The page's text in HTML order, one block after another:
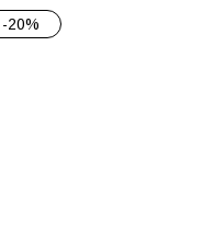
20%